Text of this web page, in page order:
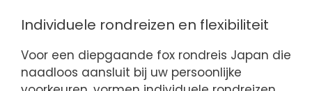
Individuele rondreizen en flexibiliteit
Voor een diepgaande fox rondreis Japan die
naadloos aansluit bij uw persoonlijke